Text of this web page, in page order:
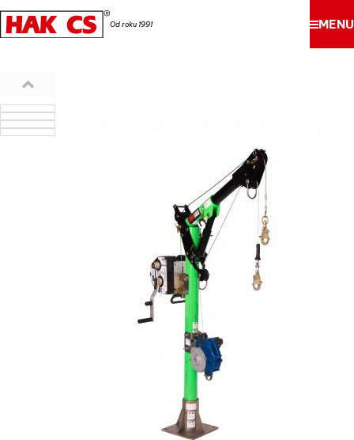
Od roku 1991 MENU